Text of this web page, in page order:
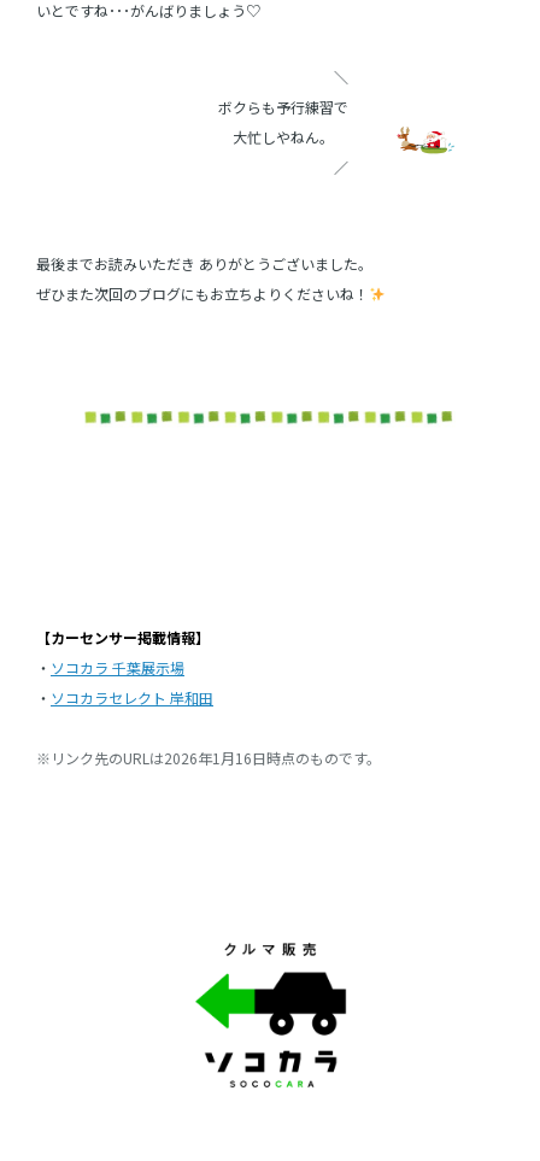
いとですね･･･がんばりましょう♡
＼
ボクらも予行練習で
大忙しやねん。
／
最後までお読みいただき ありがとうございました。
ぜひまた次回のブログにもお立ちよりくださいね！
【カーセンサー掲載情報】
・ ソコカラ 千葉展示場
・ ソコカラセレクト 岸和田
※リンク先のURLは2026年1月16日時点のものです。